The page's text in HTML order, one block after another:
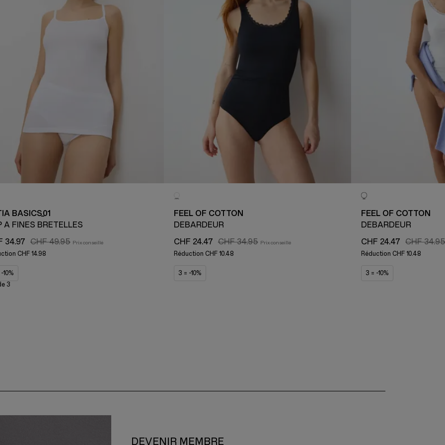
BASICS_01
À FINES BRETELLES
34.97
CHF 49.95
CHF 14.98
10%
3
FEEL OF COTTON
DÉBARDEUR
CHF 24.47
CHF 34.95
Réduction CHF 10.48
3 = -10%
FEEL OF COTTON
DÉBARDEUR
CHF 24.47
CHF
Réduction CHF 10.48
3 = -10%
DEVENIR MEMBRE